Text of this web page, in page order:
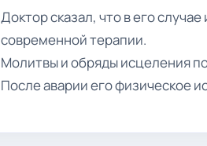
Доктор сказал, что в его
современной терапии.
Молитвы и обряды исцеления
После аварии его физическое